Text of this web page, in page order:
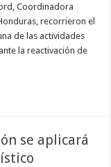
Coordinadora
recorrieron el
de las actividades
la reactivación de
se aplicará